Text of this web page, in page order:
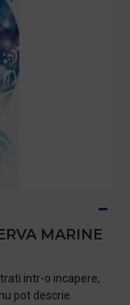
MARINE
intr-o incapere,
pot descrie